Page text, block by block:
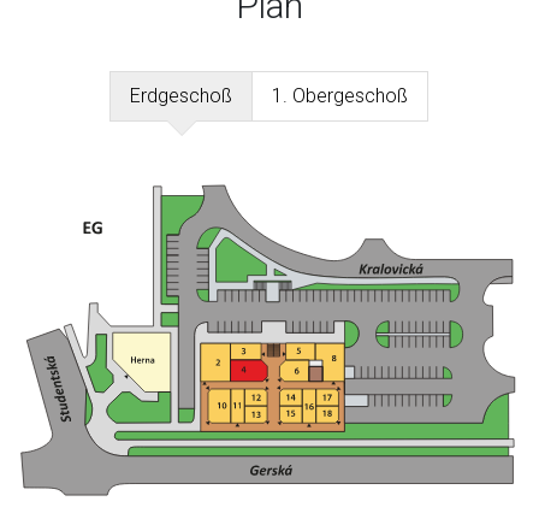
Erdgeschoß 1. Obergeschoß